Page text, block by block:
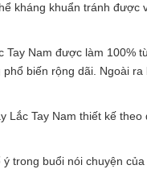
kháng khuẩn tránh được
Tay Nam được làm 100%
biến rộng dãi. Ngoài
Lắc Tay Nam thiết kế
ý trong buổi nói chuyện